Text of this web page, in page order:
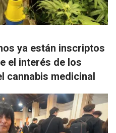
ya están inscriptos
el interés de los
cannabis medicinal